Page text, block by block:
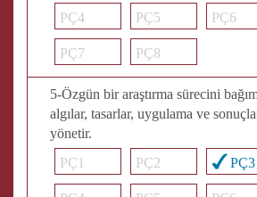
PÇ4 PÇ5 PÇ6
PÇ7 PÇ8
5-Özgün bir araştırma sürecini
algılar, tasarlar, uygulama ve
yönetir.
PÇ1
PÇ2 PÇ3